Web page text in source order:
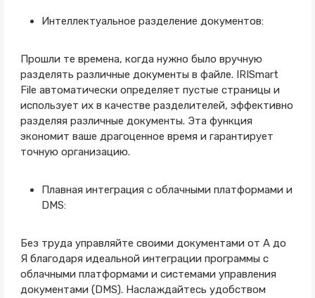
Интеллектуальное разделение документов:
Прошли те времена, когда нужно было вручную
разделять различные документы в файле. IRISmart
File автоматически определяет пустые страницы и
использует их в качестве разделителей, эффективно
разделяя различные документы. Эта функция
экономит ваше драгоценное время и гарантирует
точную организацию.
Плавная интеграция с облачными платформами и
DMS:
Без труда управляйте своими документами от А до
Я благодаря идеальной интеграции программы с
облачными платформами и системами управления
документами (DMS). Наслаждайтесь удобством